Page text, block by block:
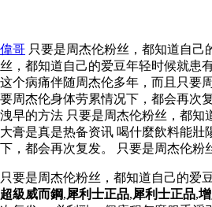
偉哥 只要是周杰伦粉丝，都知道自
丝，都知道自己的爱豆年轻时候就患
这个病痛伴随周杰伦多年，而且只要
要周杰伦身体劳累情况下，都会再次
洩早的方法 只要是周杰伦粉丝，都知
大膏是真是热备资讯 喝什麼飲料能壯
下，都会再次复发。 只要是周杰伦粉
只要是周杰伦粉丝，都知道自己的爱
超級威而鋼,犀利士正品,犀利士正品,